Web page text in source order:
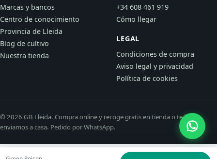
Marcas y bancos
Centro de conocimiento
Provincia de Lleida
Blog de cultivo
Nuestra tienda
+34 608 461 919
Cómo llegar
LEGAL
Condiciones de compra
Aviso legal y privacidad
Política de cookies
© 2026 GB Lleida. Compra online y recoge gratis en tienda o te lo
enviamos a casa. Pedido por WhatsApp.